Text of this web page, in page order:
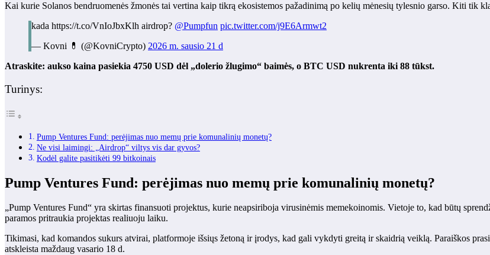
Kai kurie Solanos bendruomenės žmonės tai vertina kaip tikrą ekosistemos pažadinimą po kelių mėnesių tylesnio garso. Kiti tik
kada https://t.co/VnIoJbxKlh airdrop? @Pumpfun pic.twitter.com/j9E6Armwt2
— Kovni 💊 (@KovniCrypto) 2026 m. sausio 21 d
Atraskite: aukso kaina pasiekia 4750 USD dėl „dolerio žlugimo“ baimės, o BTC USD nukrenta iki 88 tūkst.
Turinys:
Pump Ventures Fund: perėjimas nuo memų prie komunalinių monetų?
Ne visi laimingi: „Airdrop“ viltys vis dar gyvos?
Kodėl galite pasitikėti 99 bitkoinais
Pump Ventures Fund: perėjimas nuo memų prie komunalinių monetų?
„Pump Ventures Fund“ yra skirtas finansuoti projektus, kurie neapsiriboja virusinėmis memekoinomis. Vietoje to, kad būtų
paramos pritraukia projektas realiuoju laiku.
Tikimasi, kad komandos sukurs atvirai, platformoje išsiųs žetoną ir įrodys, kad gali vykdyti greitą ir skaidrią veiklą. Paraiškos
atskleista maždaug vasario 18 d.